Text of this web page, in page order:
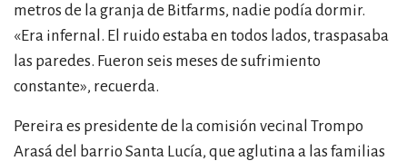
metros de la granja de Bitfarms, nadie podía dormir.
«Era infernal. El ruido estaba en todos lados, traspasaba
las paredes. Fueron seis meses de sufrimiento
constante», recuerda.
Pereira es presidente de la comisión vecinal Trompo
Arasá del barrio Santa Lucía, que aglutina a las familias